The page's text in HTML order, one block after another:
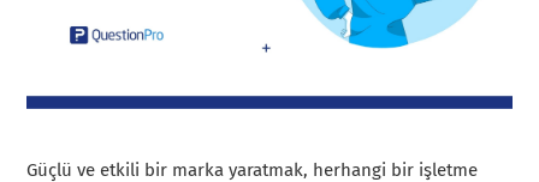
Güçlü ve etkili bir marka yaratmak, herhangi bir işletme